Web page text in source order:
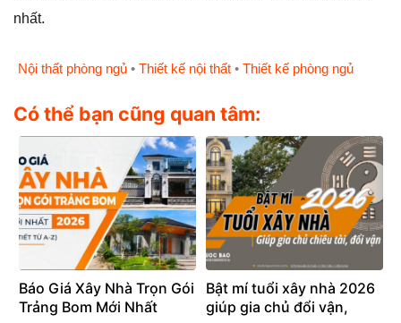
nhất.
Nội thất phòng ngủ • Thiết kế nội thất • Thiết kế phòng ngủ
Có thể bạn cũng quan tâm:
Báo Giá Xây Nhà Trọn Gói
Trảng Bom Mới Nhất
Bật mí tuổi xây nhà 2026
giúp gia chủ đổi vận,